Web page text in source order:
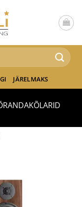
JÄRELMAKS